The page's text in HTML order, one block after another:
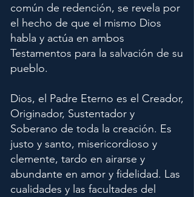
común de redención, se revela por
el hecho de que el mismo Dios
habla y actúa en ambos
Testamentos para la salvación de su
pueblo.
Dios, el Padre Eterno es el Creador,
Originador, Sustentador y
Soberano de toda la creación. Es
justo y santo, misericordioso y
clemente, tardo en airarse y
abundante en amor y fidelidad. Las
cualidades y las facultades del